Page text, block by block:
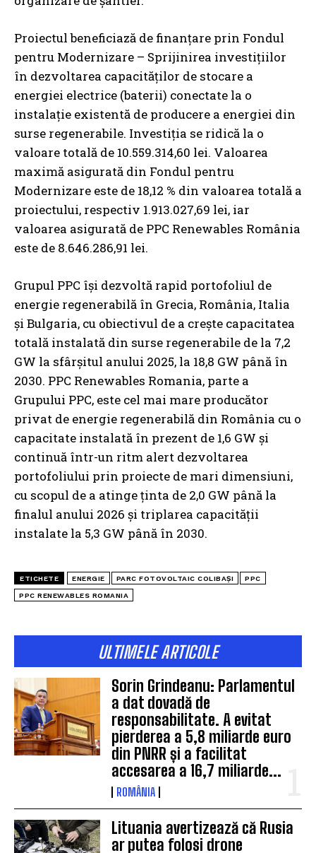
Proiectul beneficiază de finanțare prin Fondul
pentru Modernizare – Sprijinirea investițiilor
în dezvoltarea capacităților de stocare a
energiei electrice (baterii) conectate la o
instalație existentă de producere a energiei din
surse regenerabile. Investiția se ridică la o
valoare totală de 10.559.314,60 lei. Valoarea
maximă asigurată din Fondul pentru
Modernizare este de 18,12 % din valoarea totală a
proiectului, respectiv 1.913.027,69 lei, iar
valoarea asigurată de PPC Renewables România
este de 8.646.286,91 lei.
Grupul PPC își dezvoltă rapid portofoliul de
energie regenerabilă în Grecia, România, Italia
și Bulgaria, cu obiectivul de a crește capacitatea
totală instalată din surse regenerabile de la 7,2
GW la sfârșitul anului 2025, la 18,8 GW până în
2030. PPC Renewables Romania, parte a
Grupului PPC, este cel mai mare producător
privat de energie regenerabilă din România cu o
capacitate instalată în prezent de 1,6 GW și
continuă într-un ritm alert dezvoltarea
portofoliului prin proiecte de mari dimensiuni,
cu scopul de a atinge ținta de 2,0 GW până la
finalul anului 2026 și triplarea capacității
instalate la 5,3 GW până în 2030.
ETICHETE ENERGIE PARC FOTOVOLTAIC COLIBAȘI PPC
PPC RENEWABLES ROMANIA
ULTIMELE ARTICOLE
Sorin Grindeanu: Parlamentul
a dat dovadă de
responsabilitate. A evitat
pierderea a 5,8 miliarde euro
din PNRR și a facilitat
accesarea a 16,7 miliarde...
ROMÂNIA
Lituania avertizează că Rusia
ar putea folosi drone